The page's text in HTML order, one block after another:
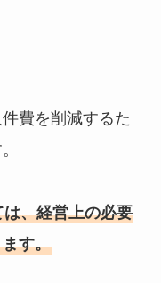
費を削減するた
、経営上の必要
す。